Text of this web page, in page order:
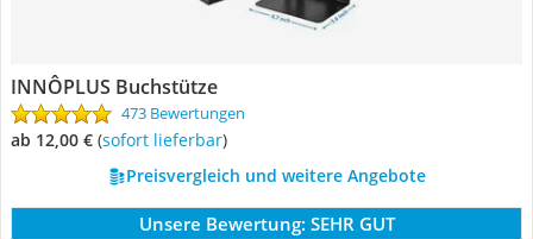
INNÔPLUS Buchstütze
473 Bewertungen
ab 12,00 € ( Sofort lieferbar)
Preisvergleich und weitere Angebote
Unsere Bewertung: SEHR GUT